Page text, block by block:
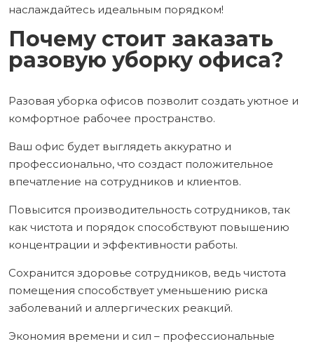
наслаждайтесь идеальным порядком!
Почему стоит заказать
разовую уборку офиса?
Разовая уборка офисов позволит создать уютное и
комфортное рабочее пространство.
Ваш офис будет выглядеть аккуратно и
профессионально, что создаст положительное
впечатление на сотрудников и клиентов.
Повысится производительность сотрудников, так
как чистота и порядок способствуют повышению
концентрации и эффективности работы.
Сохранится здоровье сотрудников, ведь чистота
помещения способствует уменьшению риска
заболеваний и аллергических реакций.
Экономия времени и сил – профессиональные